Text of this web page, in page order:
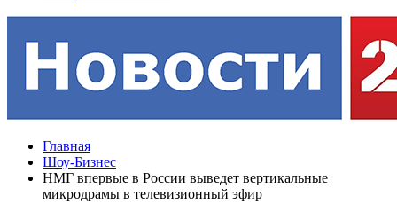
Главная
Шоу-Бизнес
НМГ впервые в России выведет вертикальные
микродрамы в телевизионный эфир